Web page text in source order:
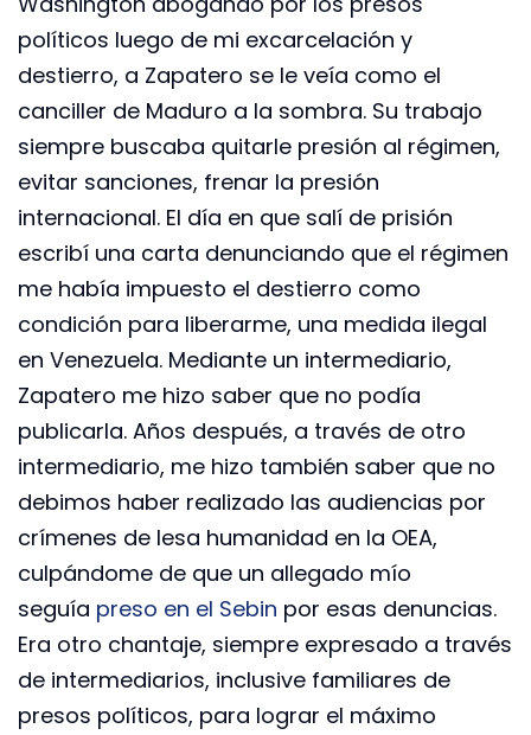
políticos luego de mi excarcelación y
destierro, a Zapatero se le veía como el
canciller de Maduro a la sombra. Su trabajo
siempre buscaba quitarle presión al régimen,
evitar sanciones, frenar la presión
internacional. El día en que salí de prisión
escribí una carta denunciando que el régimen
me había impuesto el destierro como
condición para liberarme, una medida ilegal
en Venezuela. Mediante un intermediario,
Zapatero me hizo saber que no podía
publicarla. Años después, a través de otro
intermediario, me hizo también saber que no
debimos haber realizado las audiencias por
crímenes de lesa humanidad en la OEA,
culpándome de que un allegado mío
seguía preso en el Sebin por esas denuncias.
Era otro chantaje, siempre expresado a través
de intermediarios, inclusive familiares de
presos políticos, para lograr el máximo